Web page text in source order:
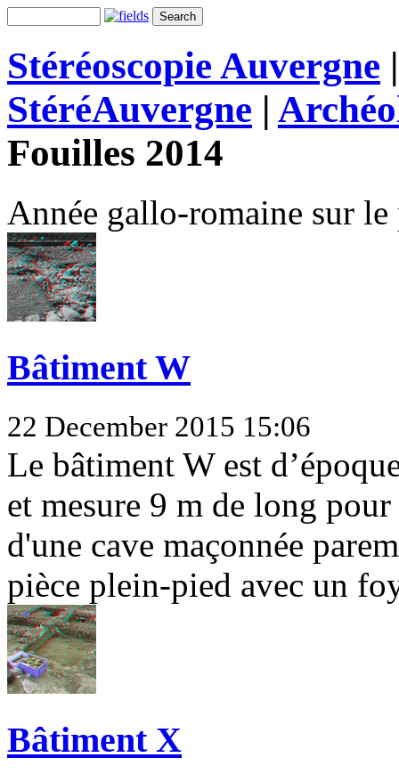
Stéréoscopie Auvergne
StéréAuvergne |
Fouilles 2014
Année gallo-romaine sur le
Bâtiment W
22 December 2015 15:06
Le bâtiment W est
et mesure 9 m de long
d'une cave maçonnée
pièce plein-pied avec un
Bâtiment X